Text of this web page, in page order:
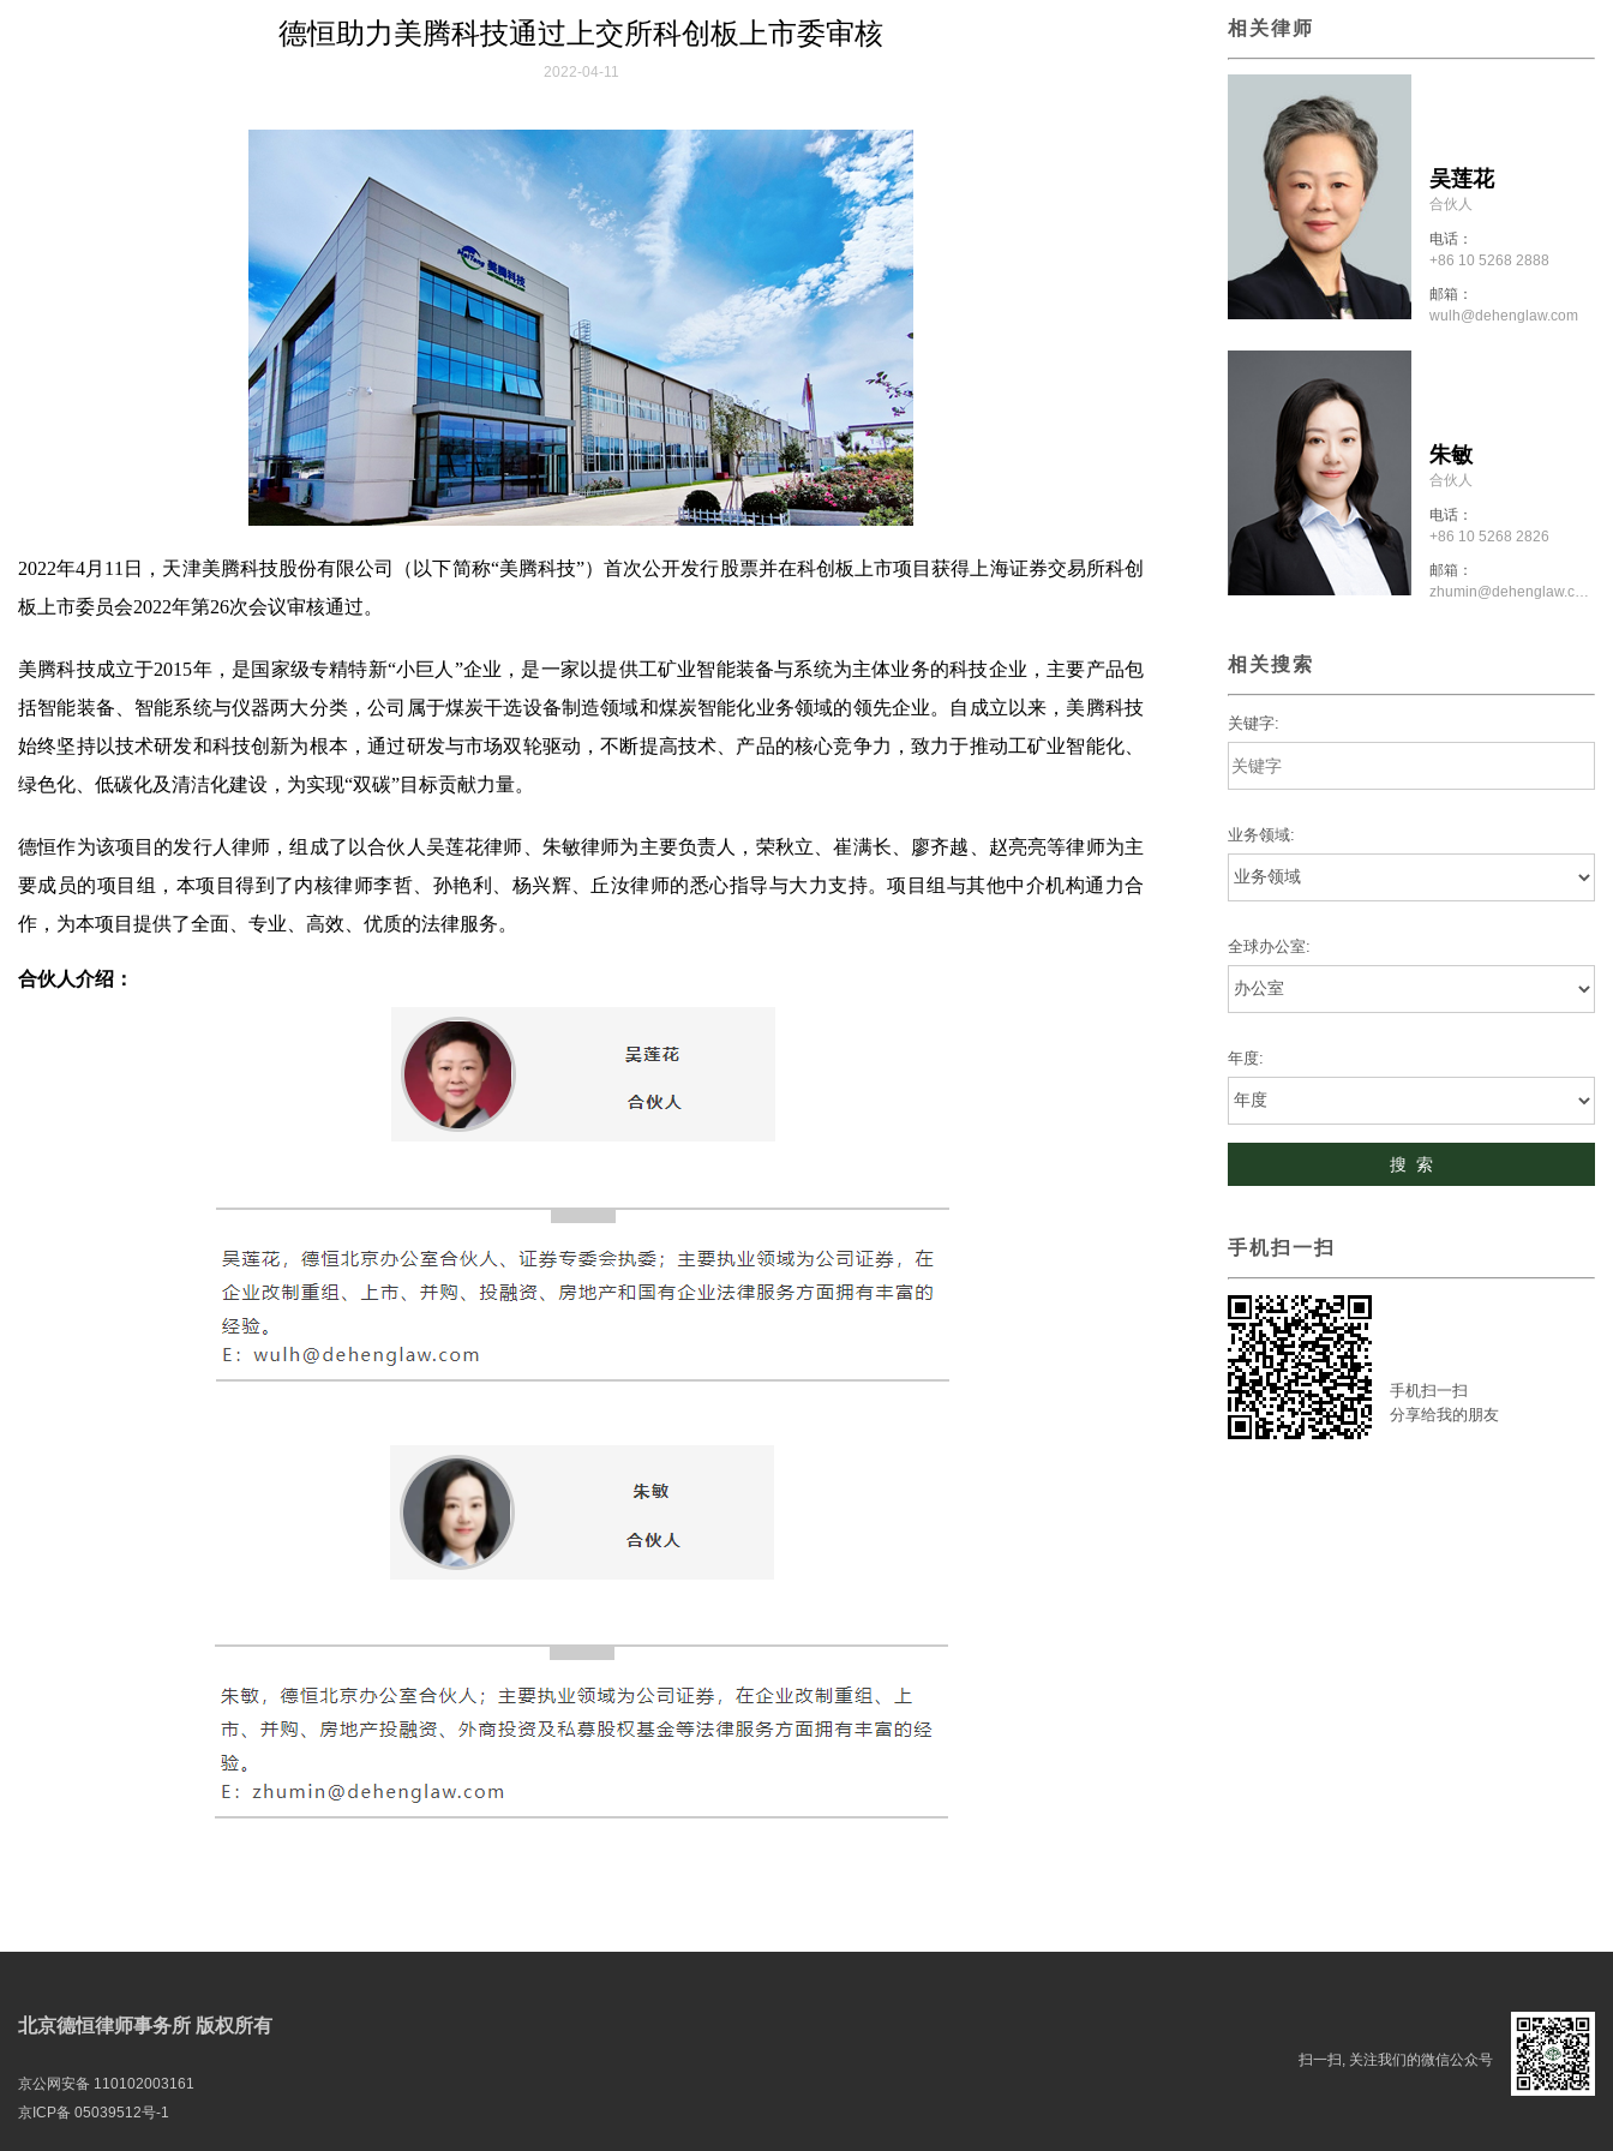
德恒助力美腾科技通过上交所科创板上市委审核
2022-04-11
2022年4月11日，天津美腾科技股份有限公司（以下简称“美腾科技”）首次公开发行股票并在科创板上市项目获得上海证券交易所科创
板上市委员会2022年第26次会议审核通过。
美腾科技成立于2015年，是国家级专精特新“小巨人”企业，是一家以提供工矿业智能装备与系统为主体业务的科技企业，主要产品包
括智能装备、智能系统与仪器两大分类，公司属于煤炭干选设备制造领域和煤炭智能化业务领域的领先企业。自成立以来，美腾科技
始终坚持以技术研发和科技创新为根本，通过研发与市场双轮驱动，不断提高技术、产品的核心竞争力，致力于推动工矿业智能化、
绿色化、低碳化及清洁化建设，为实现“双碳”目标贡献力量。
德恒作为该项目的发行人律师，组成了以合伙人吴莲花律师、朱敏律师为主要负责人，荣秋立、崔满长、廖齐越、赵亮亮等律师为主
要成员的项目组，本项目得到了内核律师李哲、孙艳利、杨兴辉、丘汝律师的悉心指导与大力支持。项目组与其他中介机构通力合
作，为本项目提供了全面、专业、高效、优质的法律服务。
合伙人介绍：
相关律师
吴莲花
合伙人
电话：
+86 10 5268 2888
邮箱：
wulh@dehenglaw.com
朱敏
合伙人
电话：
+86 10 5268 2826
邮箱：
zhumin@dehenglaw.com
相关搜索
关键字:
业务领域:
全球办公室:
年度:
手机扫一扫
手机扫一扫
分享给我的朋友
北京德恒律师事务所 版权所有
京公网安备 110102003161
京ICP备 05039512号-1
扫一扫, 关注我们的微信公众号